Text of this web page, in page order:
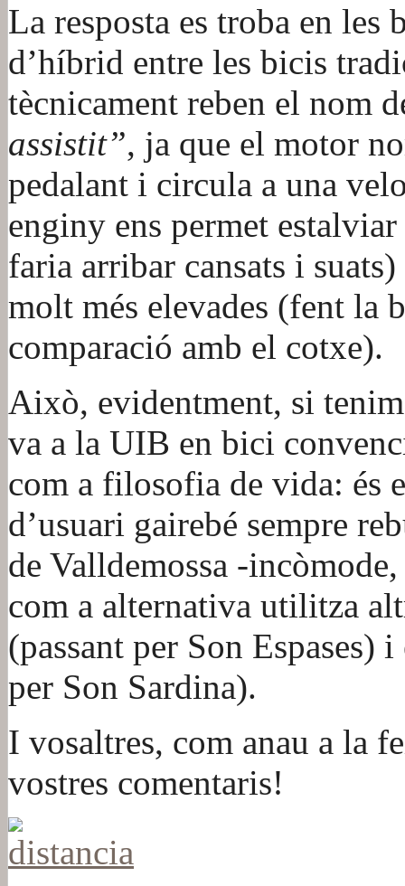
La resposta es troba en les
d’híbrid entre les bicis
tècnicament reben el nom
assistit”, ja que el motor
pedalant i circula a una
enginy ens permet
faria arribar cansats i
molt més elevades (fent la
comparació amb el cotxe).
Això, evidentment, si tenim
va a la UIB en bici
com a filosofia de vida: és
d’usuari gairebé sempre
de Valldemossa -
com a alternativa utilitza
(passant per Son Espases)
per Son Sardina).
I vosaltres, com anau a la
vostres comentaris!